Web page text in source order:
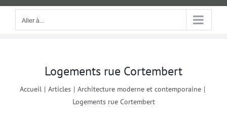
Aller à...
Logements rue Cortembert
Accueil | Articles | Architecture moderne et contemporaine |
Logements rue Cortembert